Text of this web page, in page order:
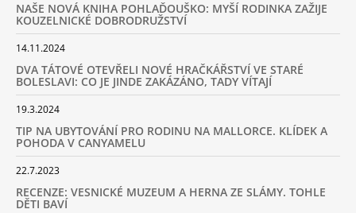
NAŠE NOVÁ KNIHA POHLAĎOUŠKO: MYŠÍ RODINKA ZAŽIJE
KOUZELNICKÉ DOBRODRUŽSTVÍ
14.11.2024
DVA TÁTOVÉ OTEVŘELI NOVÉ HRAČKÁŘSTVÍ VE STARÉ
BOLESLAVI: CO JE JINDE ZAKÁZÁNO, TADY VÍTAJÍ
19.3.2024
TIP NA UBYTOVÁNÍ PRO RODINU NA MALLORCE. KLÍDEK A
POHODA V CANYAMELU
22.7.2023
RECENZE: VESNICKÉ MUZEUM A HERNA ZE SLÁMY. TOHLE
DĚTI BAVÍ